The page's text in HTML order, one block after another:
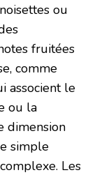
ou
fruitées
comme
associent le
ou la
dimension
simple
Les